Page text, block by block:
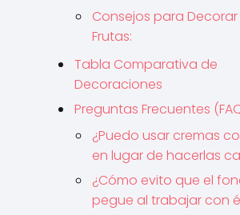
Consejos para
Frutas:
Tabla Comparativa de
Decoraciones
Preguntas Frecuentes
¿Puedo usar cremas
en lugar de hacerlas
¿Cómo evito que el
pegue al trabajar con